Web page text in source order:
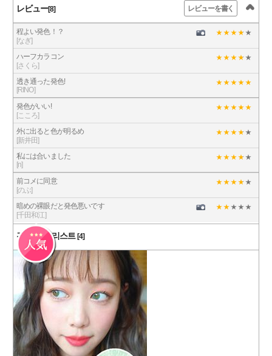
レビュー[8]
程よい発色！？
[なぎ]
ハーフカラコン
[さくら]
透き通った発色!
[RINO]
発色がいい!
[こころ]
外に出ると色が明るめ
[新井田]
私には合いました
[n]
前コメに同意
[のぶ]
暗めの裸眼だと発色悪いです
[千田和江]
レビューを書く
관련 상품 리스트 [4]